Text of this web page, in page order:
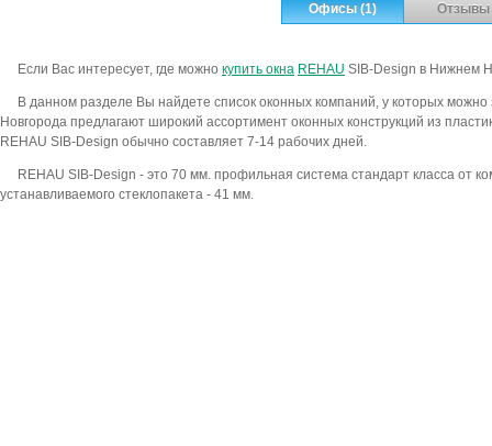
Офисы (1) Отзывы
Если Вас интересует, где можно купить окна REHAU SIB-Design в Нижнем
В данном разделе Вы найдете список оконных компаний, у которых
Новгорода предлагают широкий ассортимент оконных конструкций из
REHAU SIB-Design обычно составляет 7-14 рабочих дней.
REHAU SIB-Design - это 70 мм. профильная система стандарт класса от
устанавливаемого стеклопакета - 41 мм.